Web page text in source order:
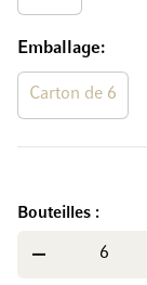
Emballage
Carton de 6
Bouteilles